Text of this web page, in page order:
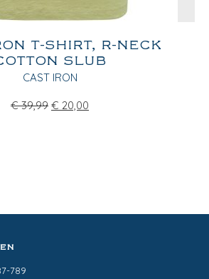
T-SHIRT, R-NECK
SLUB
CAST IRON
€ 39,99 € 20,00
789